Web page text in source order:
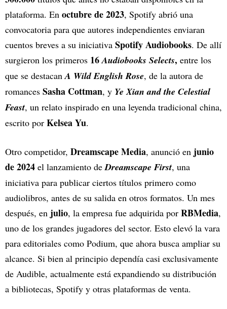
plataforma. En octubre de 2023, Spotify abrió una
convocatoria para que autores independientes enviaran
cuentos breves a su iniciativa Spotify Audiobooks. De allí
surgieron los primeros 16 Audiobooks Selects, entre los
que se destacanA Wild English Rose, de la autora de
romances Sasha Cottman, y Ye Xian and the Celestial
Feast, un relato inspirado en una leyenda tradicional china,
escrito por Kelsea Yu.
Otro competidor, Dreamscape Media, anunció en junio
de 2024 el lanzamiento deDreamscape First, una
iniciativa para publicar ciertos títulos primero como
audiolibros, antes de su salida en otros formatos. Un mes
después, en julio, la empresa fue adquirida por RBMedia,
uno de los grandes jugadores del sector. Esto elevó la vara
para editoriales como Podium, que ahora busca ampliar su
alcance. Si bien al principio dependía casi exclusivamente
de Audible, actualmente está expandiendo su distribución
a bibliotecas, Spotify y otras plataformas de venta.